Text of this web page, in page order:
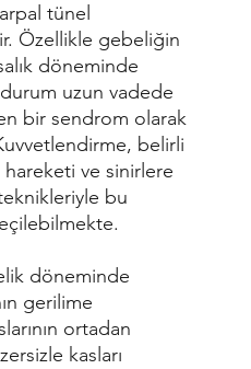
tünel
Özellikle gebeliğin
döneminde
durum uzun vadede
bir sendrom olarak
belirli
hareketi ve sinirlere
bu
gerilime
ortadan
kasları